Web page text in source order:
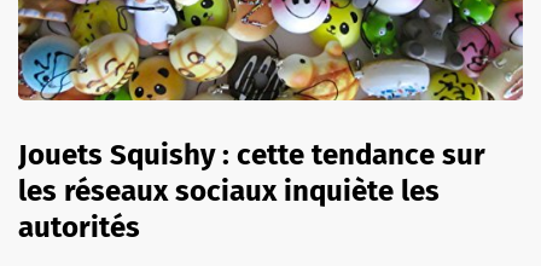
Jouets Squishy : cette tendance sur
les réseaux sociaux inquiète les
autorités